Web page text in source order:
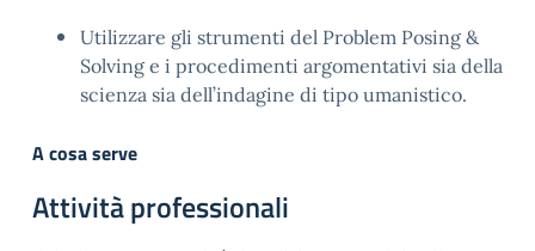
Utilizzare gli strumenti del Problem Posing &
Solving e i procedimenti argomentativi sia della
scienza sia dell’indagine di tipo umanistico.
A cosa serve
Attività professionali